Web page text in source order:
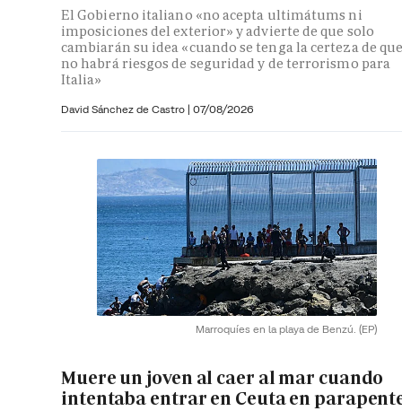
El Gobierno italiano «no acepta ultimátums ni
imposiciones del exterior» y advierte de que solo
cambiarán su idea «cuando se tenga la certeza de
no habrá riesgos de seguridad y de terrorismo para
Italia»
David Sánchez de Castro | 07/08/2026
Marroquíes en la playa de Benzú. (EP)
Muere un joven al caer al mar cuando
intentaba entrar en Ceuta en